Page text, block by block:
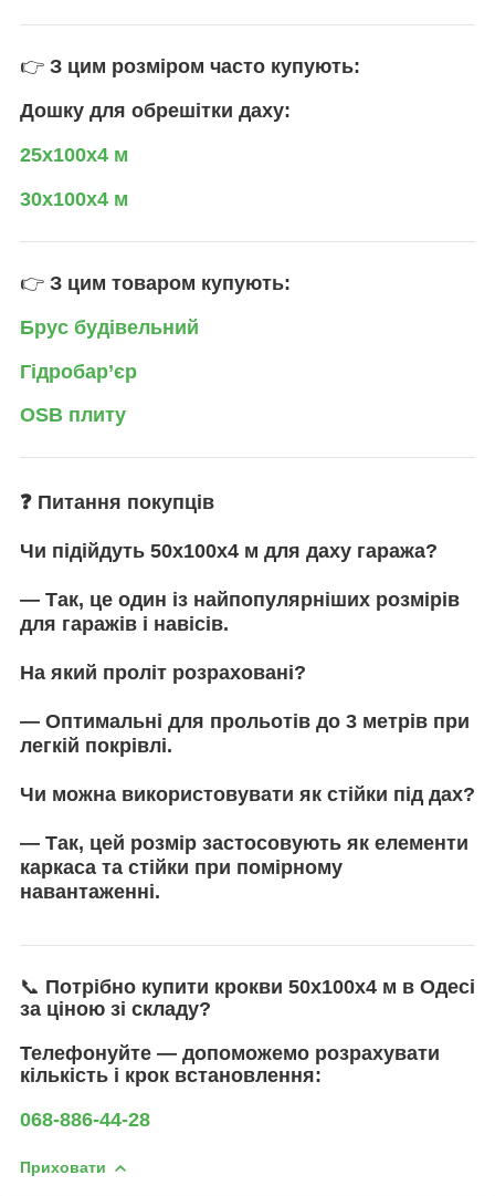
👉 З цим розміром часто купують:
Дошку для обрешітки даху:
25х100х4 м
30х100х4 м
👉 З цим товаром купують:
Брус будівельний
Гідробар’єр
OSB плиту
❓ Питання покупців
Чи підійдуть 50х100х4 м для даху гаража?
— Так, це один із найпопулярніших розмірів
для гаражів і навісів.
На який проліт розраховані?
— Оптимальні для прольотів до 3 метрів при
легкій покрівлі.
Чи можна використовувати як стійки під дах?
— Так, цей розмір застосовують як елементи
каркаса та стійки при помірному
навантаженні.
📞 Потрібно купити крокви 50х100х4 м в Одесі
за ціною зі складу?
Телефонуйте — допоможемо розрахувати
кількість і крок встановлення:
068-886-44-28
Приховати